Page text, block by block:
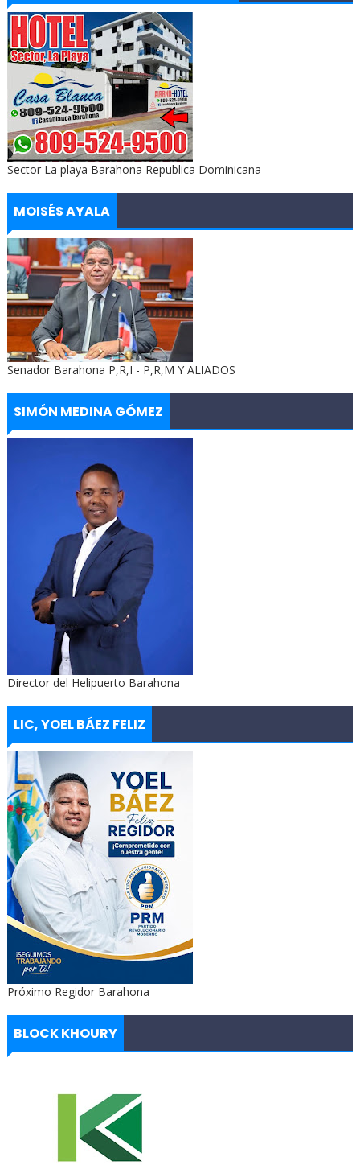
Sector La playa Barahona Republica Dominicana
MOISÉS AYALA
Senador Barahona P,R,I - P,R,M Y ALIADOS
SIMÓN MEDINA GÓMEZ
Director del Helipuerto Barahona
LIC, YOEL BÁEZ FELIZ
Próximo Regidor Barahona
BLOCK KHOURY